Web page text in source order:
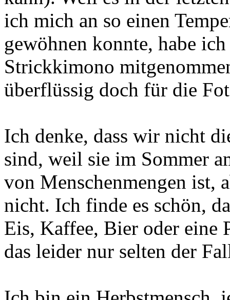
ich mich an so einen
gewöhnen konnte, habe
Strickkimono
überflüssig doch für die
Ich denke, dass wir nicht
sind, weil sie im Sommer
von Menschenmengen ist,
nicht. Ich finde es schön,
Eis, Kaffee, Bier oder eine
das leider nur selten der